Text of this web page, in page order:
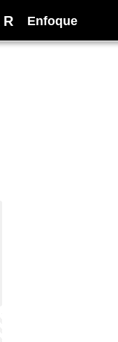
R Enfoque